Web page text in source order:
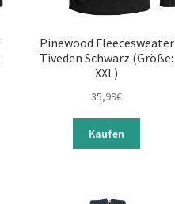
Pinewood Fleecesweater
Tiveden Schwarz (Größe:
XXL)
35,99€
Kaufen